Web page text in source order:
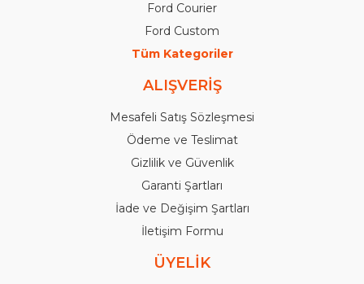
Ford Courier
Ford Custom
Tüm Kategoriler
ALIŞVERİŞ
Mesafeli Satış Sözleşmesi
Ödeme ve Teslimat
Gizlilik ve Güvenlik
Garanti Şartları
İade ve Değişim Şartları
İletişim Formu
ÜYELİK